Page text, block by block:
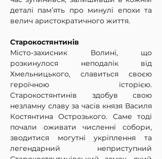
деталі пам’ять про минулі епохи та
велич аристократичного життя.
Старокостянтинів
Місто-захисник Волині, що
розкинулося неподалік від
Хмельницького, славиться своєю
героїчною історією.
Старокостянтинів здобув свою
незламну славу за часів князя Василя
Костянтина Острозького. Саме тоді
почали оживати численні собори,
зводитися могутні укріплення та
легендарний неприступний